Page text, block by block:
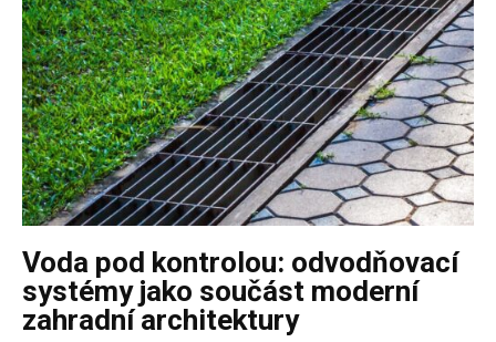
Voda pod kontrolou: odvodňovací
systémy jako součást moderní
zahradní architektury